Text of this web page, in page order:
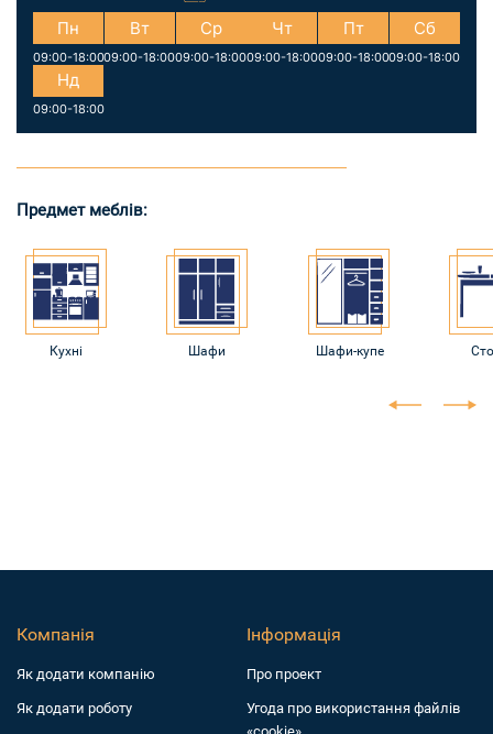
Пн
09:00-18:00
Вт
09:00-18:00
Ср
09:00-18:00
Чт
09:00-18:00
Пт
09:00-18:00
Сб
09:00-18:00
Нд
09:00-18:00
Предмет меблів:
Кухні Шафи Шафи-купе
Компанія
Як додати компанiю
Як додати роботу
Інформація
Про проект
Угода про використання файлів